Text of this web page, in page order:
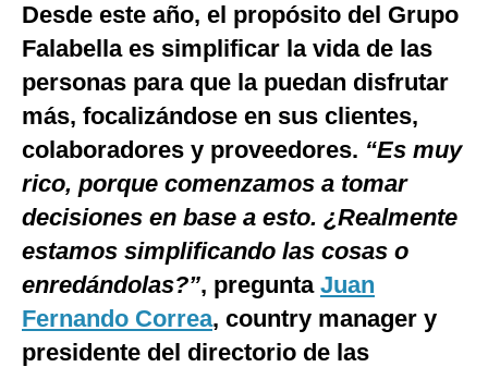
Tecnología
Mix
G de Gestión
Notas Contratadas
Podcast
Gestión TV
Videos
Desde este año, el propósito del Grupo
Falabella es simplificar la vida de las
personas para que la puedan disfrutar
más, focalizándose en sus clientes,
colaboradores y proveedores. “Es muy
rico, porque comenzamos a tomar
decisiones en base a esto. ¿Realmente
estamos simplificando las cosas o
enredándolas?”, pregunta Juan
Fernando Correa, country manager y
presidente del directorio de las